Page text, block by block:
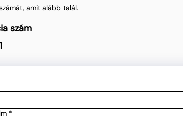
amit alább talál.
szám
*